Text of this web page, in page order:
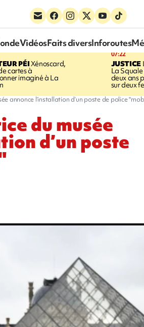
VidéosFaits diversInforoutes
PÉIXénoscard,
cartes à
imaginé à La
07:22
JUSTICE
La
deux ans
sur deux
annonce l’installation d’un poste de police
du musée
d’un poste